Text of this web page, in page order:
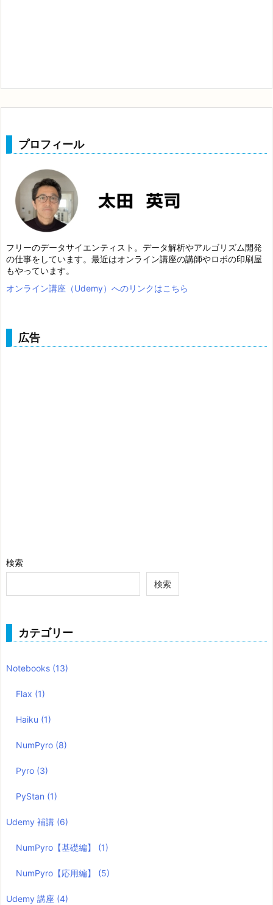
プロフィール
フリーのデータサイエンティスト。データ解析やアルゴリズム開発
の仕事をしています。最近はオンライン講座の講師やロボの印刷屋
もやっています。
オンライン講座（Udemy）へのリンクはこちら
広告
検索
検索
カテゴリー
Notebooks (13)
Flax (1)
Haiku (1)
NumPyro (8)
Pyro (3)
PyStan (1)
Udemy 補講 (6)
NumPyro【基礎編】 (1)
NumPyro【応用編】 (5)
Udemy 講座 (4)